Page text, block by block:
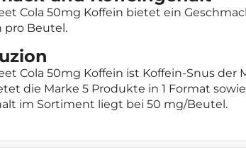
Cola 50mg Koffein bietet ein
pro Beutel.
Cola 50mg Koffein ist Koffein-Snus der
die Marke 5 Produkte in 1 Format
im Sortiment liegt bei 50 mg/Beutel.